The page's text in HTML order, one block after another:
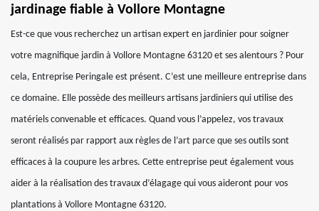
jardinage fiable à Vollore Montagne
Est-ce que vous recherchez un artisan expert en jardinier pour soigner
votre magnifique jardin à Vollore Montagne 63120 et ses alentours ? Pour
cela, Entreprise Peringale est présent. C’est une meilleure entreprise dans
ce domaine. Elle possède des meilleurs artisans jardiniers qui utilise des
matériels convenable et efficaces. Quand vous l’appelez, vos travaux
seront réalisés par rapport aux règles de l’art parce que ses outils sont
efficaces à la coupure les arbres. Cette entreprise peut également vous
aider à la réalisation des travaux d’élagage qui vous aideront pour vos
plantations à Vollore Montagne 63120.